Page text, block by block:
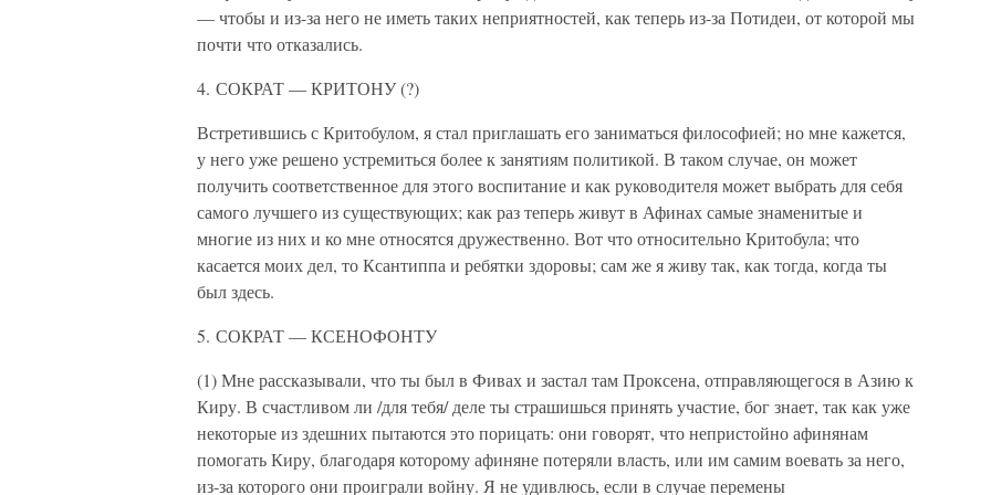
— чтобы и из-за него не иметь таких неприятностей, как теперь из-за Потидеи, от которой мы
почти что отказались.
4. СОКРАТ — КРИТОНУ (?)
Встретившись с Критобулом, я стал приглашать его заниматься философией; но мне кажется,
у него уже решено устремиться более к занятиям политикой. В таком случае, он может
получить соответственное для этого воспитание и как руководителя может выбрать для себя
самого лучшего из существующих; как раз теперь живут в Афинах самые знаменитые и
многие из них и ко мне относятся дружественно. Вот что относительно Критобула; что
касается моих дел, то Ксантиппа и ребятки здоровы; сам же я живу так, как тогда, когда ты
был здесь.
5. СОКРАТ — КСЕНОФОНТУ
(1) Мне рассказывали, что ты был в Фивах и застал там Проксена, отправляющегося в Азию к
Киру. В счастливом ли /для тебя/ деле ты страшишься принять участие, бог знает, так как уже
некоторые из здешних пытаются это порицать: они говорят, что непристойно афинянам
помогать Киру, благодаря которому афиняне потеряли власть, или им самим воевать за него,
из-за которого они проиграли войну. Я не удивлюсь, если в случае перемены